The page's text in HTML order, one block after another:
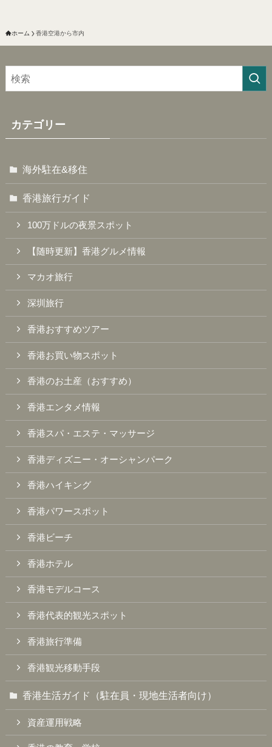
ホーム 香港空港から市内
カテゴリー
海外駐在&移住
香港旅行ガイド
100万ドルの夜景スポット
【随時更新】香港グルメ情報
マカオ旅行
深圳旅行
香港おすすめツアー
香港お買い物スポット
香港のお土産（おすすめ）
香港エンタメ情報
香港スパ・エステ・マッサージ
香港ディズニー・オーシャンパーク
香港ハイキング
香港パワースポット
香港ビーチ
香港ホテル
香港モデルコース
香港代表的観光スポット
香港旅行準備
香港観光移動手段
香港生活ガイド（駐在員・現地生活者向け）
資産運用戦略